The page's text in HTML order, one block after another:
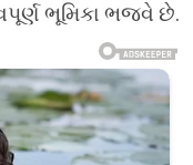
ભૂમિકા ભજવે છે.